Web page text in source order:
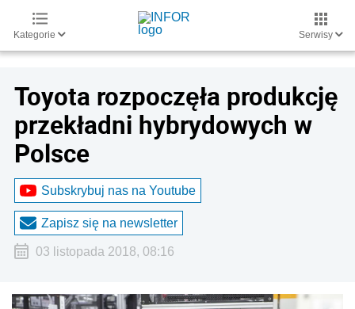
Kategorie Serwisy
Toyota rozpoczęła produkcję
przekładni hybrydowych w
Polsce
Subskrybuj nas na Youtube
Zapisz się na newsletter
03 listopada 2018, 08:16